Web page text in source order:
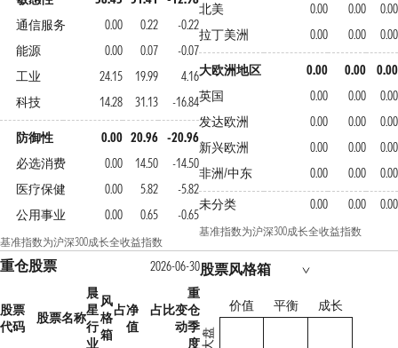
通信服务
0.00 0.22
-0.22
能源
0.00 0.07
-0.07
工业
24.15 19.99
4.16
科技
14.28 31.13 -16.84
防御性 0.00 20.96 -20.96
必选消费
0.00 14.50
-14.50
医疗保健
0.00 5.82
-5.82
公用事业
0.00 0.65 -0.65
基准指数为沪深300成长全收益指数
北美 0.00 0.00
0.00
拉丁美洲
0.00 0.00 0.00
大欧洲地区 0.00 0.00
0.00
英国
0.00 0.00
0.00
发达欧洲
0.00 0.00
0.00
新兴欧洲
0.00 0.00
0.00
非洲/中东
0.00 0.00
0.00
未分类
0.00 0.00 0.00
基准指数为沪深300成长全收益指数
重仓股票 2026-06-30
股票
代码
股票名称
晨
星
行
业
风
格
箱
占净
值
占比变
动
重
仓
季
度
股票风格箱
价值 平衡 成长
大盘